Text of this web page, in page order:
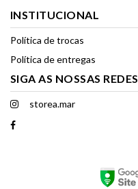
INSTITUCIONAL
Política de trocas
Política de entregas
SIGA AS NOSSAS REDES
storea.mar